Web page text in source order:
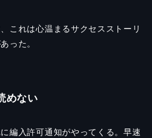
これは心温まるサクセスストーリ
った。
めない
編入許可通知がやってくる。早速